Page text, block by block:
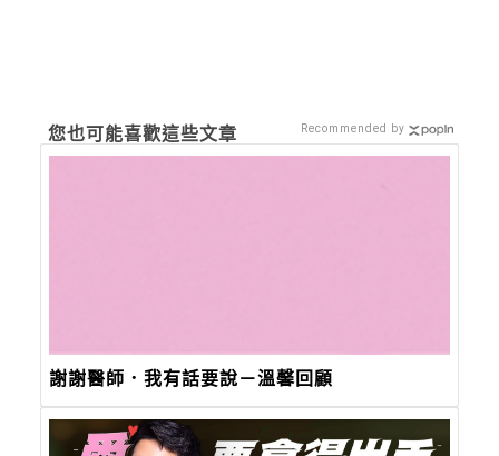
您也可能喜歡這些文章
謝謝醫師．我有話要說－溫馨回顧
Recommended by